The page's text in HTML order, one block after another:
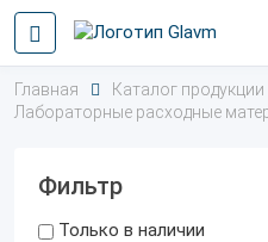
Главная Каталог продукции
Лабораторные расходные
Фильтр
Только в наличии